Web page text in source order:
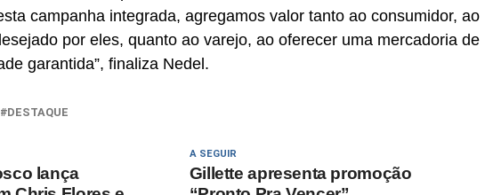
campanha integrada, agregamos valor tanto ao consumidor, ao
por eles, quanto ao varejo, ao oferecer uma mercadoria de
garantida”, finaliza Nedel.
DESTAQUE
A SEGUIR
Gillette apresenta promoção
lança